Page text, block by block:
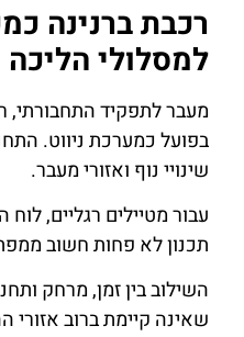
רכבת ברנינה
למסלולי הליכה
מעבר לתפקיד התחבורתי,
בפועל כמערכת ניווט.
שינויי נוף ואזורי מעבר.
עבור מטיילים רגליים,
תכנון לא פחות חשוב
השילוב בין זמן, מרחק
שאינה קיימת ברוב אזורי